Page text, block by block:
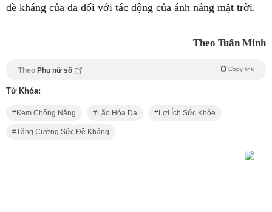
đề kháng của da đối với tác động của ánh nắng mặt trời.
Theo Tuấn Minh
Theo Phụ nữ số Copy link
Từ Khóa:
Kem Chống Nắng Lão Hóa Da Lợi Ích Sức Khỏe
Tăng Cường Sức Đề Kháng